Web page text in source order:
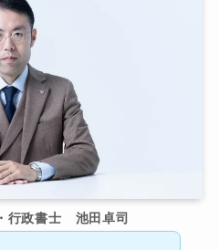
行政書士 池田卓司